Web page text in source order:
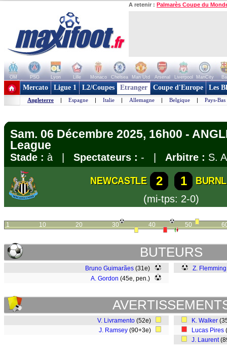
A retenir : Palmarès Coupe du
OM PSG Lyon Lille Monaco Chelsea Man Utd Arsenal Liverpool ManCity
+ de clubs
Mercato Ligue 1 L2/Coupes Etranger Coupe d'Europe Les
Angleterre | Espagne | Italie | Allemagne | Belgique | Pays-Bas
Sam. 06 Décembre 2025, 16h00 -
League
Stade : à | Spectateurs : - | Arbitre : S.
NEWCASTLE 2 1
(mi-tps: 2-0)
1 10 20 30 40 50
BUTEURS
Bruno Guimarães (31e)
A. Gordon (45e, pen.)
Z. Flemming
V. Livramento (52e)
J. Ramsey (90+3e)
K. Walker
Lucas Pires
J. Laurent